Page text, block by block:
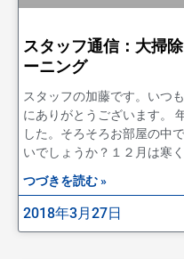
スタッフ通信：大掃
ーニング
スタッフの加藤です。いつ
にありがとうございます。
した。そろそろお部屋の中
いでしょうか？１２月は寒
つづきを読む »
2018年3月27日